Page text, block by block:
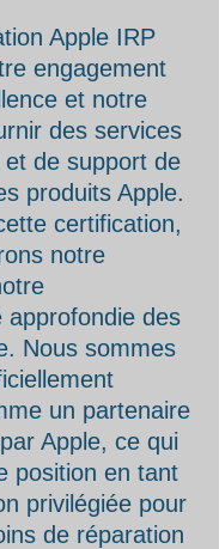
Apple IRP
engagement
et notre
des services
de support de
produits Apple.
certification,
notre
approfondie des
Nous sommes
un partenaire
Apple, ce qui
position en tant
privilégiée pour
de réparation